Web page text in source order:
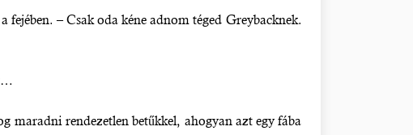
– Csak oda kéne adnom téged Greybacknek.
maradni rendezetlen betűkkel, ahogyan azt egy fába